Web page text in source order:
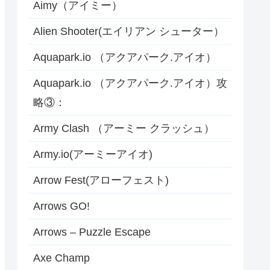
Aimy（アイミー）
Alien Shooter(エイリアン シューター）
Aquapark.io （アクアパーク.アイオ）
Aquapark.io （アクアパーク.アイオ）攻
略③：
Army Clash （アーミー クラッシュ）
Army.io(アーミーアイオ)
Arrow Fest(アローフェスト)
Arrows GO!
Arrows – Puzzle Escape
Axe Champ